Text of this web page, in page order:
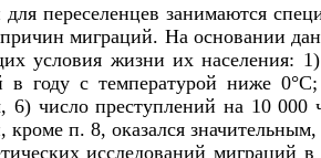
переселенцев занимаются
миграций. На основании
условия жизни их населения:
году с температурой ниже
число преступлений на 10 000
кроме п. 8, оказался
исследований миграций